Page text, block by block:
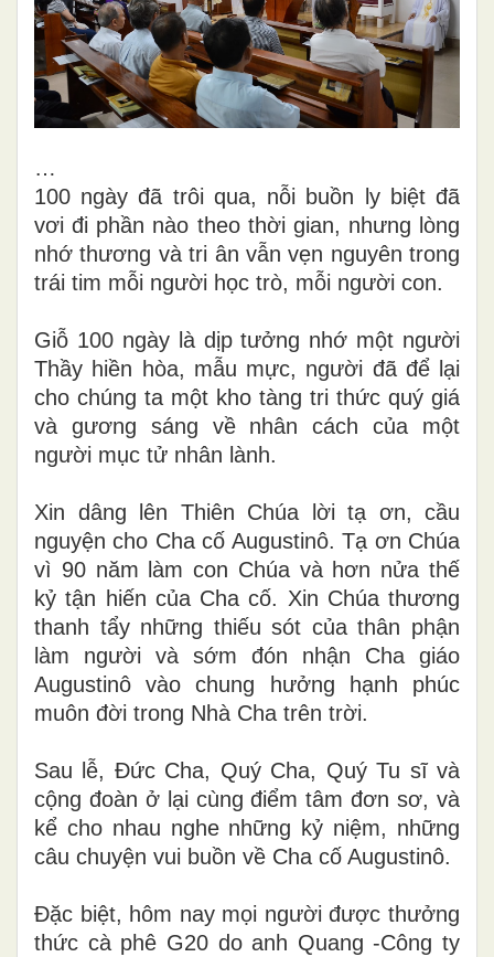
…
100 ngày đã trôi qua, nỗi buồn ly biệt đã
vơi đi phần nào theo thời gian, nhưng lòng
nhớ thương và tri ân vẫn vẹn nguyên trong
trái tim mỗi người học trò, mỗi người con.
Giỗ 100 ngày là dịp tưởng nhớ một người
Thầy hiền hòa, mẫu mực, người đã để lại
cho chúng ta một kho tàng tri thức quý giá
và gương sáng về nhân cách của một
người mục tử nhân lành.
Xin dâng lên Thiên Chúa lời tạ ơn, cầu
nguyện cho Cha cố Augustinô. Tạ ơn Chúa
vì 90 năm làm con Chúa và hơn nửa thế
kỷ tận hiến của Cha cố. Xin Chúa thương
thanh tẩy những thiếu sót của thân phận
làm người và sớm đón nhận Cha giáo
Augustinô vào chung hưởng hạnh phúc
muôn đời trong Nhà Cha trên trời.
Sau lễ, Đức Cha, Quý Cha, Quý Tu sĩ và
cộng đoàn ở lại cùng điểm tâm đơn sơ, và
kể cho nhau nghe những kỷ niệm, những
câu chuyện vui buồn về Cha cố Augustinô.
Đặc biệt, hôm nay mọi người được thưởng
thức cà phê G20 do anh Quang -Công ty